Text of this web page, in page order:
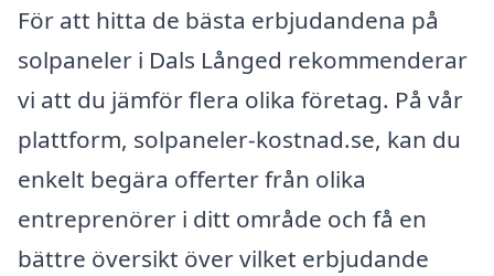
För att hitta de bästa erbjudandena på
solpaneler i Dals Långed rekommenderar
vi att du jämför flera olika företag. På vår
plattform, solpaneler-kostnad.se, kan du
enkelt begära offerter från olika
entreprenörer i ditt område och få en
bättre översikt över vilket erbjudande